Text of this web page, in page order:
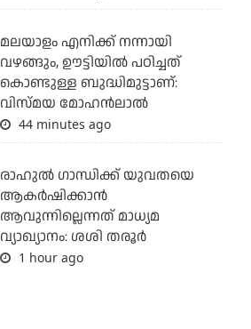
മലയാളം എനിക്ക് നന്നായി
വഴങ്ങും, ഊട്ടിയില്‍ പഠിച്ചത്
കൊണ്ടുള്ള ബുദ്ധിമുട്ടാണ്:
വിസ്മയ മോഹന്‍ലാല്‍
44 minutes ago
രാഹുല്‍ ഗാന്ധിക്ക് യുവതയെ
ആകര്‍ഷിക്കാന്‍
ആവുന്നില്ലെന്നത് മാധ്യമ
വ്യാഖ്യാനം: ശശി തരൂര്‍
1 hour ago